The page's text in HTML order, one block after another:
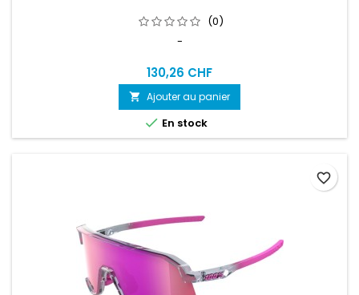
(0)
-
130,26 CHF
 Ajouter au panier
 En stock
favorite_border